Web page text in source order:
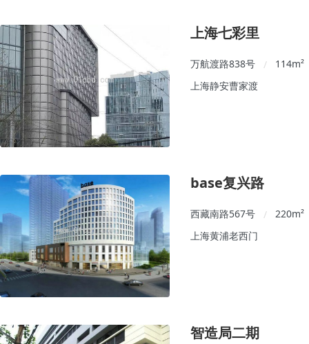
上海七彩里
万航渡路838号 / 114m²
上海静安曹家渡
base复兴路
西藏南路567号 / 220m²
上海黄浦老西门
智造局二期